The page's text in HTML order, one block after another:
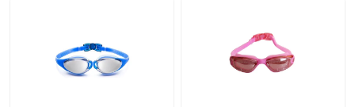
Anti occhiali di protezione di immersione subacquea